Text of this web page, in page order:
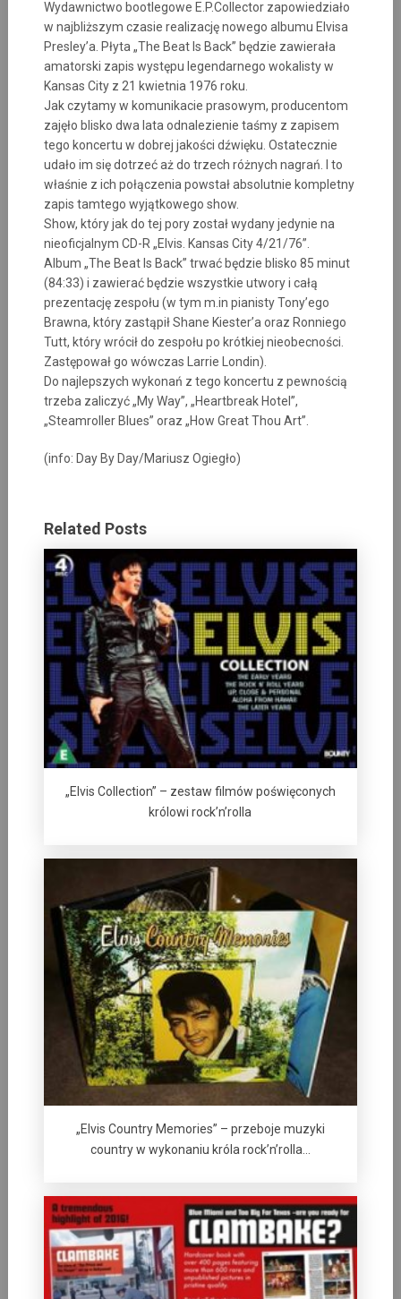
Wydawnictwo bootlegowe E.P.Collector zapowiedziało
w najbliższym czasie realizację nowego albumu Elvisa
Presley’a. Płyta „The Beat Is Back” będzie zawierała
amatorski zapis występu legendarnego wokalisty w
Kansas City z 21 kwietnia 1976 roku.
Jak czytamy w komunikacie prasowym, producentom
zajęło blisko dwa lata odnalezienie taśmy z zapisem
tego koncertu w dobrej jakości dźwięku. Ostatecznie
udało im się dotrzeć aż do trzech różnych nagrań. I to
właśnie z ich połączenia powstał absolutnie kompletny
zapis tamtego wyjątkowego show.
Show, który jak do tej pory został wydany jedynie na
nieoficjalnym CD-R „Elvis. Kansas City 4/21/76”.
Album „The Beat Is Back” trwać będzie blisko 85 minut
(84:33) i zawierać będzie wszystkie utwory i całą
prezentację zespołu (w tym m.in pianisty Tony’ego
Brawna, który zastąpił Shane Kiester’a oraz Ronniego
Tutt, który wrócił do zespołu po krótkiej nieobecności.
Zastępował go wówczas Larrie Londin).
Do najlepszych wykonań z tego koncertu z pewnością
trzeba zaliczyć „My Way”, „Heartbreak Hotel”,
„Steamroller Blues” oraz „How Great Thou Art”.
(info: Day By Day/Mariusz Ogiegło)
Related Posts
„Elvis Collection” – zestaw filmów poświęconych
królowi rock’n’rolla
„Elvis Country Memories” – przeboje muzyki
country w wykonaniu króla rock’n’rolla…